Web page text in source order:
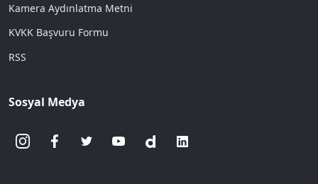
Kamera Aydınlatma Metni
KVKK Başvuru Formu
RSS
Sosyal Medya